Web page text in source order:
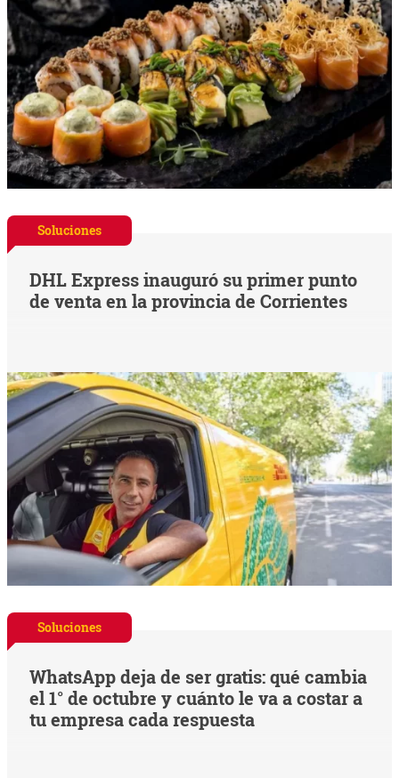
Soluciones
DHL Express inauguró su primer punto
de venta en la provincia de Corrientes
Soluciones
WhatsApp deja de ser gratis: qué cambia
el 1° de octubre y cuánto le va a costar a
tu empresa cada respuesta